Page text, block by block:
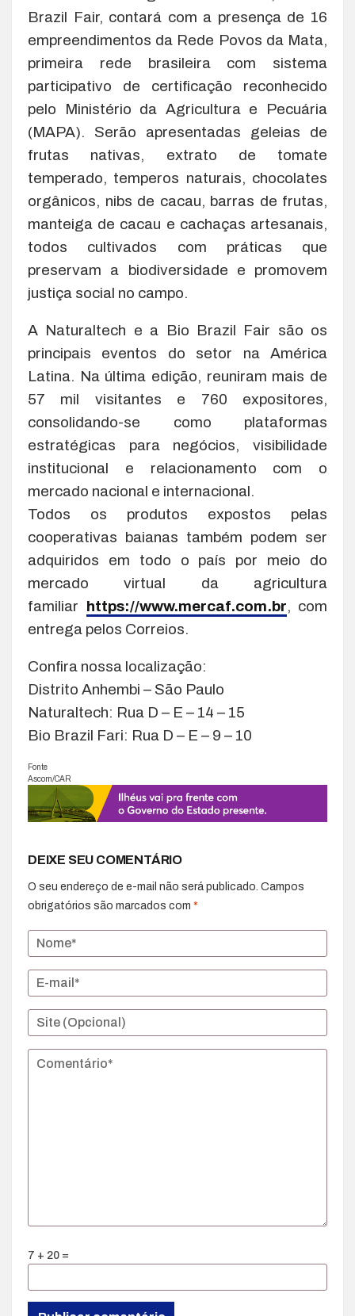
Brazil Fair, contará com a presença de 16
empreendimentos da Rede Povos da Mata,
primeira rede brasileira com sistema
participativo de certificação reconhecido
pelo Ministério da Agricultura e Pecuária
(MAPA). Serão apresentadas geleias de
frutas nativas, extrato de tomate
temperado, temperos naturais, chocolates
orgânicos, nibs de cacau, barras de frutas,
manteiga de cacau e cachaças artesanais,
todos cultivados com práticas que
preservam a biodiversidade e promovem
justiça social no campo.
A Naturaltech e a Bio Brazil Fair são os
principais eventos do setor na América
Latina. Na última edição, reuniram mais de
57 mil visitantes e 760 expositores,
consolidando-se como plataformas
estratégicas para negócios, visibilidade
institucional e relacionamento com o
mercado nacional e internacional.
Todos os produtos expostos pelas
cooperativas baianas também podem ser
adquiridos em todo o país por meio do
mercado virtual da agricultura
familiar https://www.mercaf.com.br, com
entrega pelos Correios.
Confira nossa localização:
Distrito Anhembi – São Paulo
Naturaltech: Rua D – E – 14 – 15
Bio Brazil Fari: Rua D – E – 9 – 10
Fonte
Ascom/CAR
DEIXE SEU COMENTÁRIO
O seu endereço de e-mail não será publicado. Campos
obrigatórios são marcados com *
7 + 20 =